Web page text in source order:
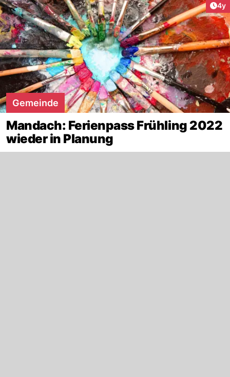
4y
Gemeinde
Mandach: Ferienpass Frühling 2022
wieder in Planung